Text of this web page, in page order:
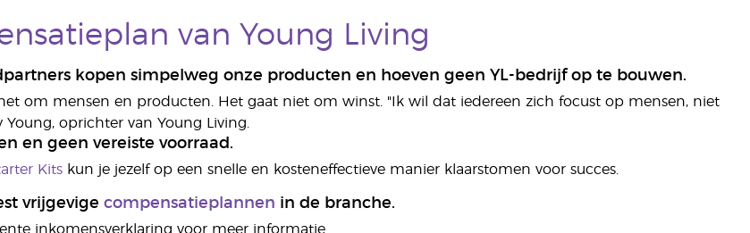
van Young Living
kopen simpelweg onze producten en hoeven geen YL-bedrijf op te bouwen.
om mensen en producten. Het gaat niet om winst. "Ik wil dat iedereen zich focust op mensen, niet
Young, oprichter van Young Living.
en geen vereiste voorraad.
Kitskun je jezelf op een snelle en kosteneffectieve manier klaarstomen voor succes.
vrijgevige compensatieplannen in de branche.
inkomensverklaring voor meer informatie.